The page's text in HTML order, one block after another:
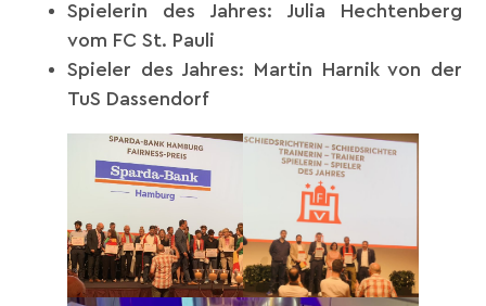
Spielerin des Jahres: Julia Hechtenberg
vom FC St. Pauli
Spieler des Jahres: Martin Harnik von der
TuS Dassendorf